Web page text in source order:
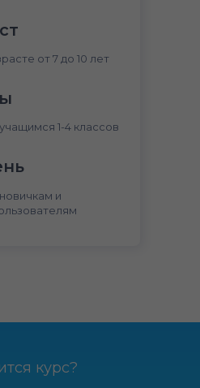
от 7 до 10 лет
и
1-4 классов
курс?